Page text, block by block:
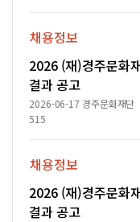
채용정보
2026 (재)경주문화
결과 공고
2026-06-17 경주문화재단
515
채용정보
2026 (재)경주문화
결과 공고